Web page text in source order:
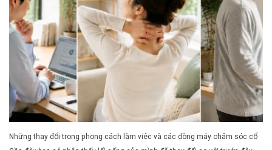
Những thay đổi trong phong cách làm việc và các dòng máy chăm sóc cổ